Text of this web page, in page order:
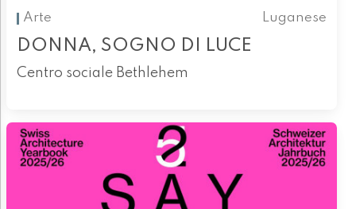
Arte
Luganese
DONNA, SOGNO DI LUCE
Centro sociale Bethlehem